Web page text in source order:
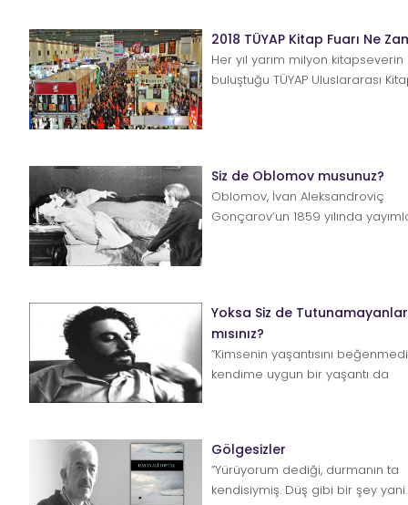
2018 TÜYAP Kitap Fuarı Ne
Her yıl yarım milyon kitapseverin
buluştuğu TÜYAP Uluslararası
Siz de Oblomov musunuz?
Oblomov, İvan Aleksandroviç
Gonçarov’un 1859 yılında
Yoksa Siz de
mısınız?
”Kimsenin yaşantısını
kendime uygun bir yaşantı da
Gölgesizler
”Yürüyorum dediği, durmanın ta
kendisiymiş. Düş gibi bir şey